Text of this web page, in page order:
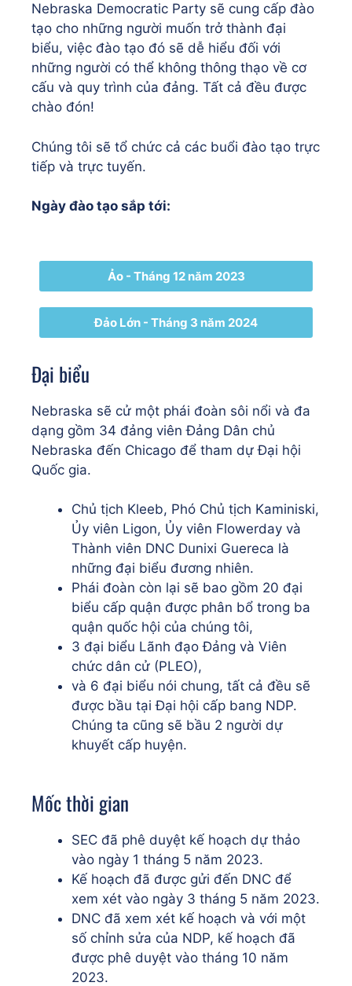
Nebraska Democratic Party sẽ cung cấp đào
tạo cho những người muốn trở thành đại
biểu, việc đào tạo đó sẽ dễ hiểu đối với
những người có thể không thông thạo về cơ
cấu và quy trình của đảng. Tất cả đều được
chào đón!
Chúng tôi sẽ tổ chức cả các buổi đào tạo trực
tiếp và trực tuyến.
Ngày đào tạo sắp tới:
Ảo - Tháng 12 năm 2023
Đảo Lớn - Tháng 3 năm 2024
Đại biểu
Nebraska sẽ cử một phái đoàn sôi nổi và đa
dạng gồm 34 đảng viên Đảng Dân chủ
Nebraska đến Chicago để tham dự Đại hội
Quốc gia.
Chủ tịch Kleeb, Phó Chủ tịch Kaminiski,
Ủy viên Ligon, Ủy viên Flowerday và
Thành viên DNC Dunixi Guereca là
những đại biểu đương nhiên.
Phái đoàn còn lại sẽ bao gồm 20 đại
biểu cấp quận được phân bổ trong ba
quận quốc hội của chúng tôi,
3 đại biểu Lãnh đạo Đảng và Viên
chức dân cử (PLEO),
và 6 đại biểu nói chung, tất cả đều sẽ
được bầu tại Đại hội cấp bang NDP.
Chúng ta cũng sẽ bầu 2 người dự
khuyết cấp huyện.
Mốc thời gian
SEC đã phê duyệt kế hoạch dự thảo
vào ngày 1 tháng 5 năm 2023.
Kế hoạch đã được gửi đến DNC để
xem xét vào ngày 3 tháng 5 năm 2023.
DNC đã xem xét kế hoạch và với một
số chỉnh sửa của NDP, kế hoạch đã
được phê duyệt vào tháng 10 năm
2023.